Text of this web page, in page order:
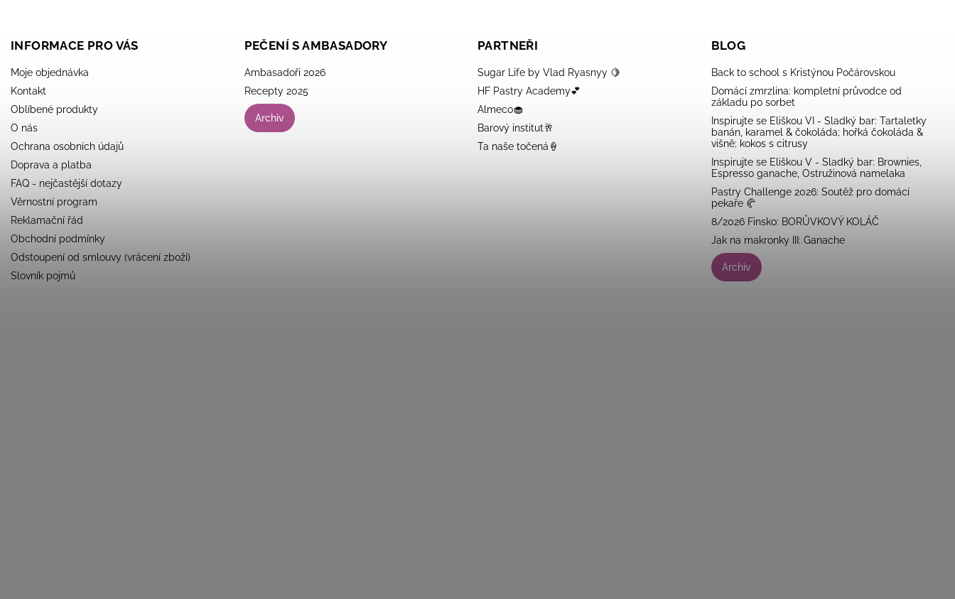
INFORMACE PRO VÁS
Moje objednávka
Kontakt
Oblíbené produkty
O nás
Ochrana osobních údajů
Doprava a platba
FAQ - nejčastější dotazy
Věrnostní program
Reklamační řád
Obchodní podmínky
Odstoupení od smlouvy (vrácení zboží)
Slovník pojmů
PEČENÍ S AMBASADORY
Ambasadoři 2026
Recepty 2025
Archiv
PARTNEŘI
Sugar Life by Vlad Ryasnyy 🍋
HF Pastry Academy💕
Almeco🧁
Barový institut🥂
Ta naše točená🍦
BLOG
Back to school s Kristýnou Počárovskou
Domácí zmrzlina: kompletní průvodce od
základu po sorbet
Inspirujte se Eliškou VI - Sladký bar: Tartaletky
banán, karamel & čokoláda; hořká čokoláda &
višně; kokos s citrusy
Inspirujte se Eliškou V - Sladký bar: Brownies,
Espresso ganache, Ostružinová namelaka
Pastry Challenge 2026: Soutěž pro domácí
pekaře 🥐
8/2026 Finsko: BORŮVKOVÝ KOLÁČ
Jak na makronky III: Ganache
Archiv